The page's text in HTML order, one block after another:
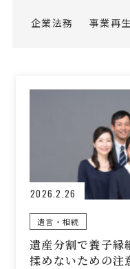
企業法務 事業再
2026.2.26
遺言・相続
遺産分割で養子縁
揉めないための注